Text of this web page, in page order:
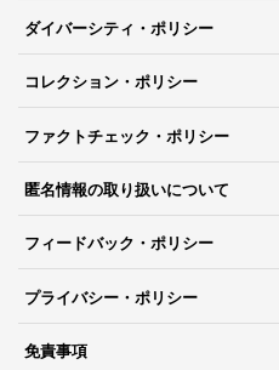
ダイバーシティ・ポリシー
コレクション・ポリシー
ファクトチェック・ポリシー
匿名情報の取り扱いについて
フィードバック・ポリシー
プライバシー・ポリシー
免責事項